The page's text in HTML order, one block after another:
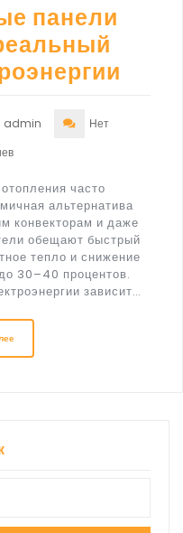
панели
admin
Нет
часто
альтернатива
конвекторам и даже
обещают быстрый
тепло и снижение
30–40 процентов.
зависит…